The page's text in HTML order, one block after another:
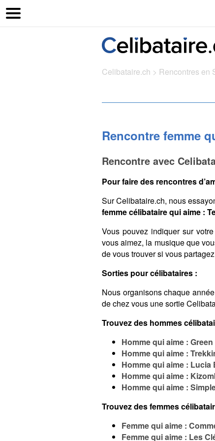
Celibataire.ch > Rencontres en
Rencontre femme
Rencontre avec
Pour faire des rencontres
Sur Celibataire.ch, nous
femme célibataire qui aime :
Vous pouvez indiquer sur
vous aimez, la musique que
de vous trouver si vous
Sorties pour célibataires :
Nous organisons chaque
de chez vous une sortie
Trouvez des hommes
Homme qui aime :
Homme qui aime :
Homme qui aime : Lucia
Homme qui aime :
Homme qui aime :
Trouvez des femmes
Femme qui aime :
Femme qui aime : Les